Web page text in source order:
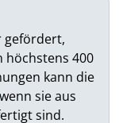
gefördert,
höchstens 400
kann die
sie aus
sind.